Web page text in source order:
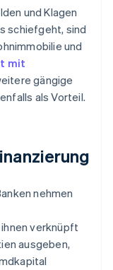
und Klagen
schiefgeht, sind
und
mit
gängige
als Vorteil.
nehmen
verknüpft
ausgeben,